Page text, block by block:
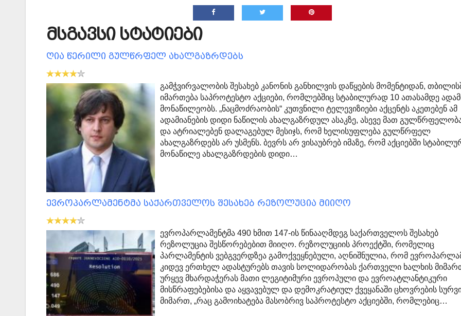
მსგავსი სტატიები
ღია წერილი გულწრფელ ახალგაზრდებს
გამჭვირვალობის შესახებ კანონის განხილვის დაწყების მომენტიდან,
იმართება საპროტესტო აქციები, რომლებშიც სტაბილურად 10 ათასამდე
მონაწილეობს. „ნაცმოძრაობის“ კუთვნილი ტელევიზიები აქცენტს აკეთებენ ამ
ადამიანების დიდი ნაწილის ახალგაზრდულ ასაკზე, ასევე მათ
და ატრიალებენ დალაგებულ მესიჯს, რომ ხელისუფლება გულწრფელ
ახალგაზრდებს არ უსმენს. ბევრს არ ვისაუბრებ იმაზე, რომ აქციებში
მონაწილე ახალგაზრდების დიდი…
ევროპარლამენტმა საქართველოს შესახებ რეზოლუცია მიიღო
ევროპარლამენტმა 490 ხმით 147-ის წინააღმდეგ საქართველოს შესახებ
რეზოლუცია შესწორებებით მიიღო. რეზოლუციის პროექტში, რომელიც
პარლამენტის ვებგვერდზეა გამოქვეყნებული, აღნიშნულია, რომ
კიდევ ერთხელ ადასტურებს თავის სოლიდარობას ქართველი ხალხის
ურყევ მხარდაჭერას მათი ლეგიტიმური ევროპული და ევროატლანტიკური
მისწრაფებებისა და აყვავებულ და დემოკრატიულ ქვეყანაში ცხოვრების
მიმართ, „რაც გამოიხატება მასობრივ საპროტესტო აქციებში, რომლებიც…